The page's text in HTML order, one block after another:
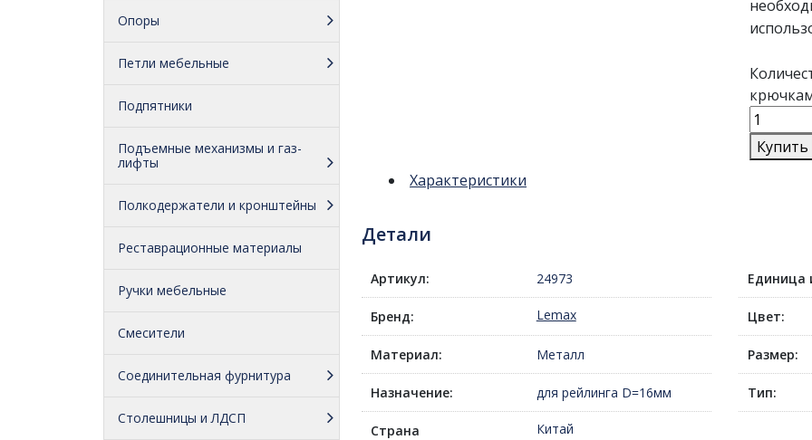
Опоры
Петли мебельные
Подпятники
Подъемные механизмы и газ-
лифты
Полкодержатели и кронштейны
Реставрационные материалы
Ручки мебельные
Смесители
Соединительная фурнитура
Столешницы и ЛДСП
Купить
Характеристики
Детали
Артикул: 24973 Единица
Бренд: Lemax Цвет:
Материал: Металл Размер:
Назначение: для рейлинга D=16мм Тип:
Страна
Китай